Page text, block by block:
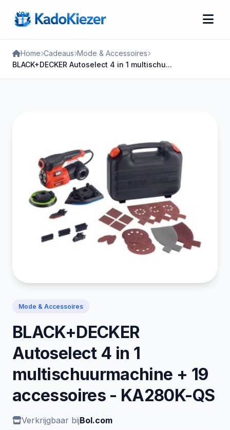
Home Cadeaus Mode & Accessoires
BLACK+DECKER Autoselect 4 in 1 multischu...
Mode & Accessoires
BLACK+DECKER
Autoselect 4 in 1
multischuurmachine + 19
accessoires - KA280K-QS
Verkrijgbaar bijBol.com